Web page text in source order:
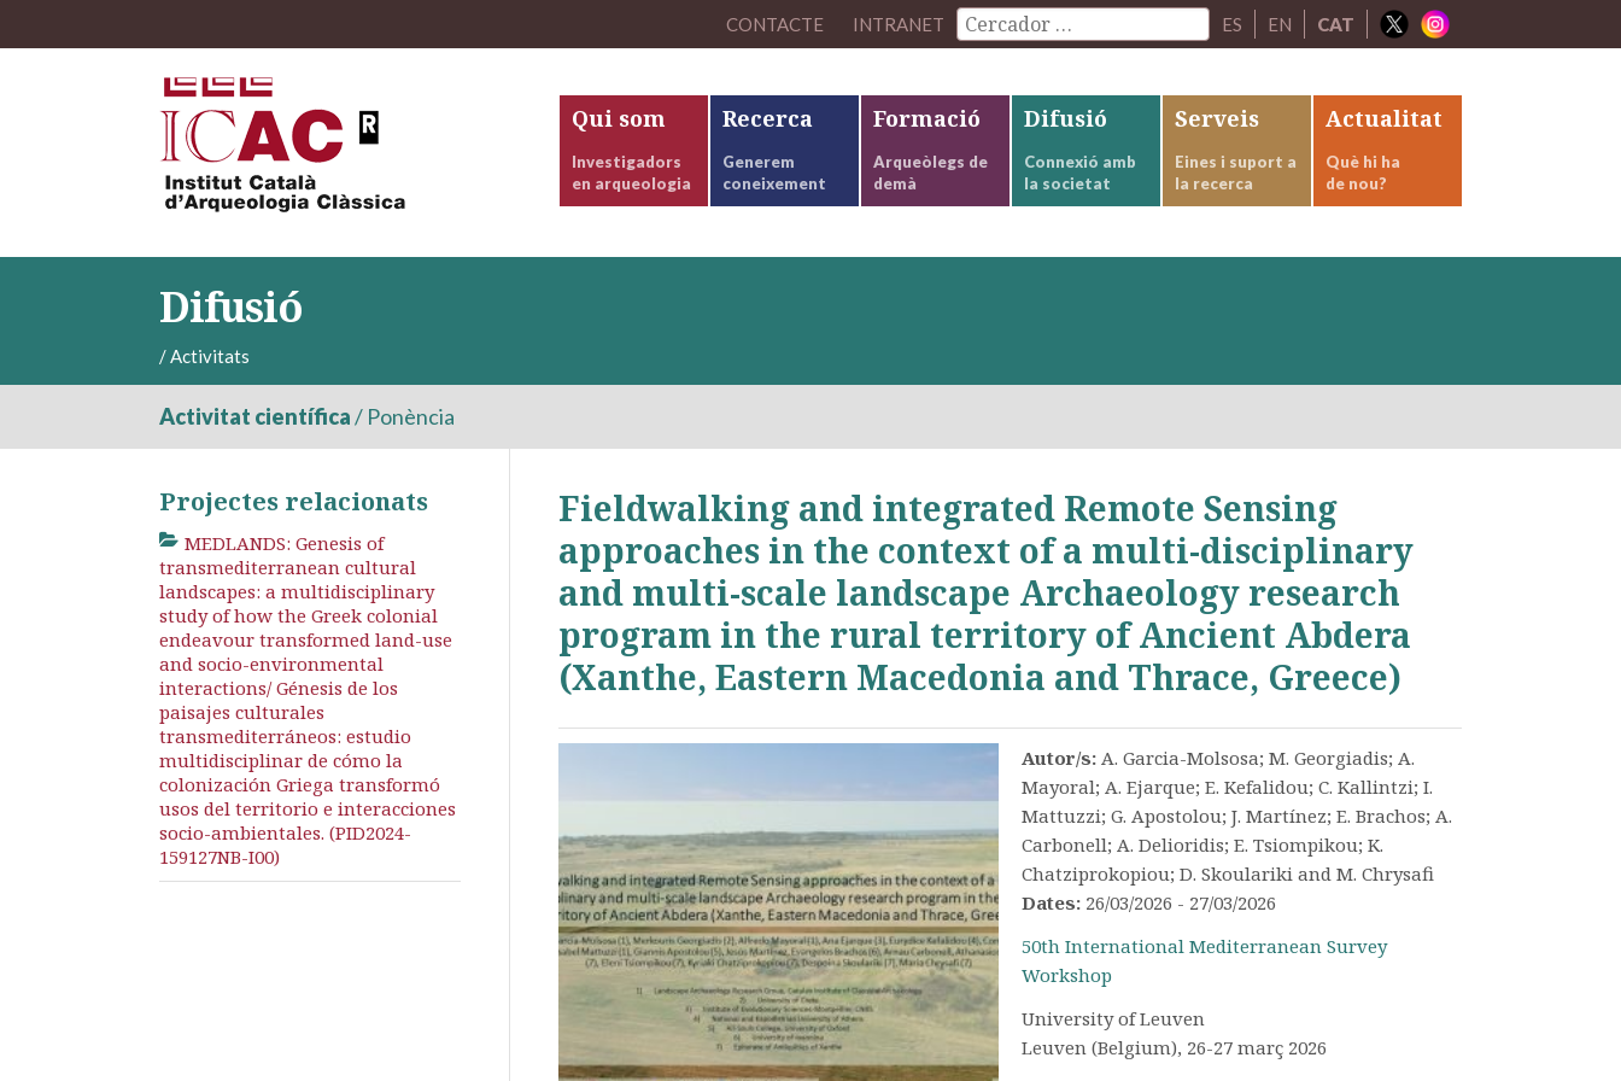
CONTACTE INTRANET ES EN CAT
Qui som
Investigadors
en arqueologia
Recerca
Generem
coneixement
Formació
Arqueòlegs de
demà
Difusió
Connexió amb
la societat
Serveis
Eines i suport a
la recerca
Actualitat
Què hi ha
de nou?
Difusió
/Activitats
Activitat científica/ Ponència
Fieldwalking and integrated Remote Sensing
approaches in the context of a multi-disciplinary
and multi-scale landscape Archaeology research
program in the rural territory of Ancient Abdera
(Xanthe, Eastern Macedonia and Thrace, Greece)
Autor/s:A. Garcia-Molsosa; M. Georgiadis; A.
Mayoral; A. Ejarque; E. Kefalidou; C. Kallintzi; I.
Mattuzzi; G. Apostolou; J. Martínez; E. Brachos; A.
Carbonell; A. Delioridis; E. Tsiompikou; K.
Chatziprokopiou; D. Skoulariki and M. Chrysafi
Dates: 26/03/2026 - 27/03/2026
50th International Mediterranean Survey
Workshop
University of Leuven
Leuven (Belgium), 26-27 març 2026
Projectes relacionats
MEDLANDS: Genesis of
transmediterranean cultural
landscapes: a multidisciplinary
study of how the Greek colonial
endeavour transformed land-use
and socio-environmental
interactions/ Génesis de los
paisajes culturales
transmediterráneos: estudio
multidisciplinar de cómo la
colonización Griega transformó
usos del territorio e interacciones
socio-ambientales. (PID2024-
159127NB-I00)